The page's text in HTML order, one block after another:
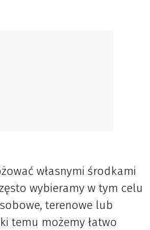
własnymi środkami
wybieramy w tym celu
terenowe lub
temu możemy łatwo